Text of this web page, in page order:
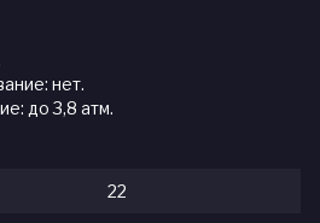
нет.
до 3,8 атм.
22